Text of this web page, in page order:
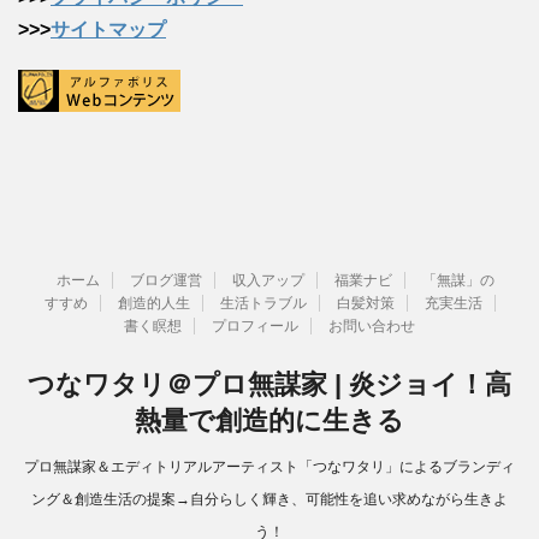
>>>サイトマップ
ホーム ブログ運営 収入アップ 福業ナビ
「無謀」の
すすめ
創造的人生 生活トラブル 白髪対策
充実生活
書く瞑想
プロフィール お問い合わせ
つなワタリ＠プロ無謀家 | 炎ジョイ！高
熱量で創造的に生きる
プロ無謀家＆エディトリアルアーティスト「つなワタリ」によるブランディ
ング＆創造生活の提案→自分らしく輝き、可能性を追い求めながら生きよ
う！